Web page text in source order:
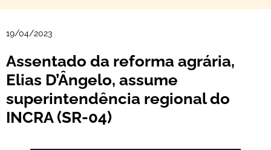
19/04/2023
Assentado da reforma agrária,
Elias D’Ângelo, assume
superintendência regional do
INCRA (SR-04)